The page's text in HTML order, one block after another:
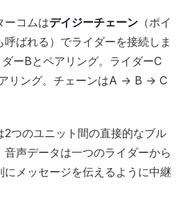
ーコムはデイジーチェーン （ポイ
ばれる）でライダーを接続しま
ーBとペアリング。ライダーC
リング。チェーンはA → B → C
2つのユニット間の直接的なブル
声データは一つのライダーから
にメッセージを伝えるように中継